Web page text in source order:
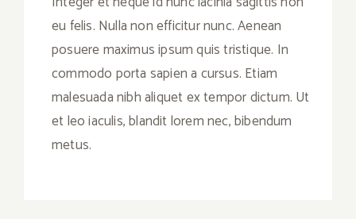
eu felis. Nulla non efficitur nunc. Aenean
posuere maximus ipsum quis tristique. In
commodo porta sapien a cursus. Etiam
malesuada nibh aliquet ex tempor dictum. Ut
et leo iaculis, blandit lorem nec, bibendum
metus.